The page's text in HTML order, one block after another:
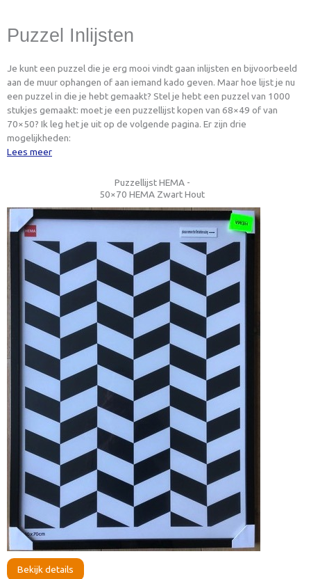
Puzzel Inlijsten
Je kunt een puzzel die je erg mooi vindt gaan inlijsten en bijvoorbeeld
aan de muur ophangen of aan iemand kado geven. Maar hoe lijst je nu
een puzzel in die je hebt gemaakt? Stel je hebt een puzzel van 1000
stukjes gemaakt: moet je een puzzellijst kopen van 68×49 of van
70×50? Ik leg het je uit op de volgende pagina. Er zijn drie
mogelijkheden:
Lees meer
Puzzellijst HEMA -
50×70 HEMA Zwart Hout
Bekijk details